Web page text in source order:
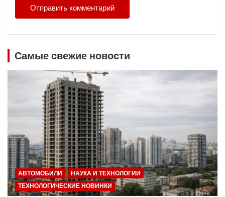
Самые свежие новости
АВТОМОБИЛИ
НАУКА И ТЕХНОЛОГИИ
ТЕХНОЛОГИЧЕСКИЕ НОВИНКИ